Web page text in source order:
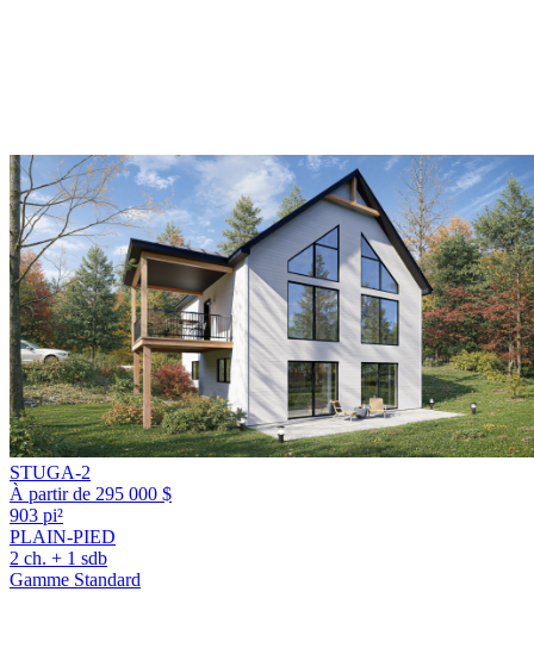
STUGA-2
À partir de 295 000 $
903 pi²
PLAIN-PIED
2 ch. + 1 sdb
Gamme Standard